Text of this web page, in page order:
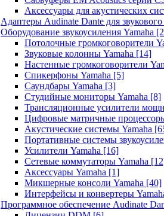
Аксессуары для акустических
Адаптеры Audinate Dante для
Оборудование звукоусиления Yamaha
Потолочные громкоговорители
Звуковые колонны Yamaha [14]
Настенные громкоговорители
Спикерфоны Yamaha [5]
Саундбары Yamaha [3]
Студийные мониторы Yamaha [8]
Трансляционные усилители
Цифровые матричные
Акустические системы Yamaha
Портативные системы
Усилители Yamaha [16]
Сетевые коммутаторы Yamaha
Аксессуары Yamaha [1]
Микшерные консоли Yamaha [40]
Интерфейсы и конвертеры
Программное обеспечение Audinate